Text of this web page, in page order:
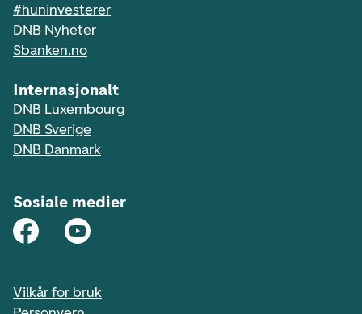
#huninvesterer
DNB Nyheter
Sbanken.no
Internasjonalt
DNB Luxembourg
DNB Sverige
DNB Danmark
Sosiale medier
Vilkår for bruk